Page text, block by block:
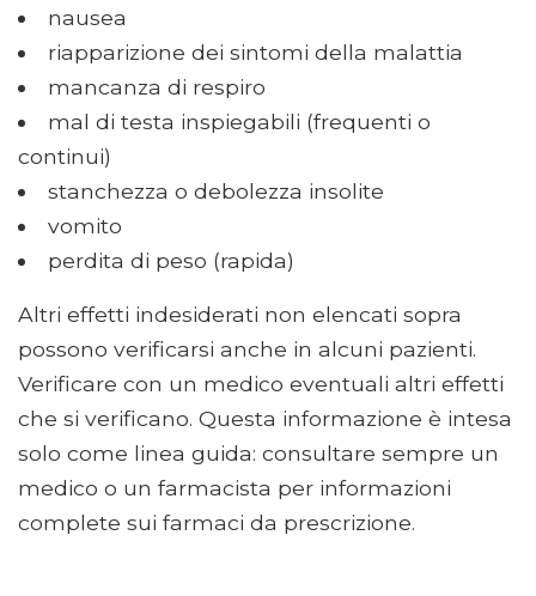
nausea
riapparizione dei sintomi della malattia
mancanza di respiro
mal di testa inspiegabili (frequenti o
continui)
stanchezza o debolezza insolite
vomito
perdita di peso (rapida)
Altri effetti indesiderati non elencati sopra
possono verificarsi anche in alcuni pazienti.
Verificare con un medico eventuali altri effetti
che si verificano. Questa informazione è intesa
solo come linea guida: consultare sempre un
medico o un farmacista per informazioni
complete sui farmaci da prescrizione.